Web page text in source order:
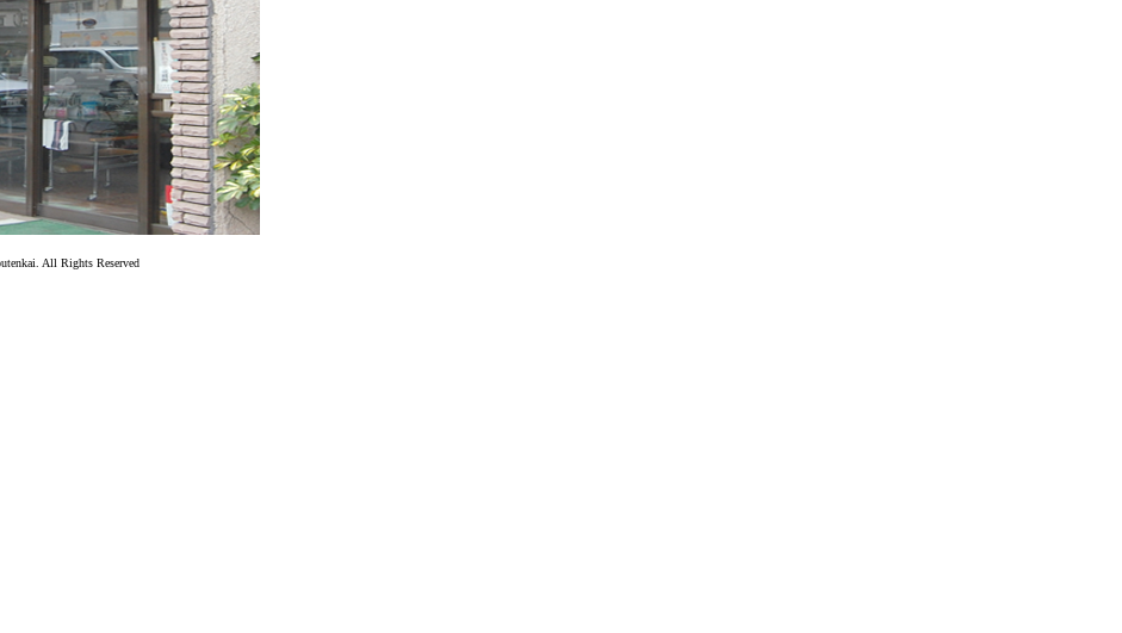
All Rights Reserved